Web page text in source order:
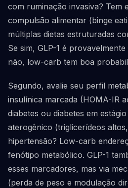
com ruminação invasiva? Tem
compulsão alimentar (binge
múltiplas dietas estruturadas
Se sim, GLP-1 é
não, low-carb tem boa
Segundo, avalie seu perfil
insulínica marcada (HOMA-IR
diabetes ou diabetes em
aterogênico (triglicerídeos
hipertensão? Low-carb
fenótipo metabólico. GLP-1
esses marcadores, mas via
(perda de peso e modulação